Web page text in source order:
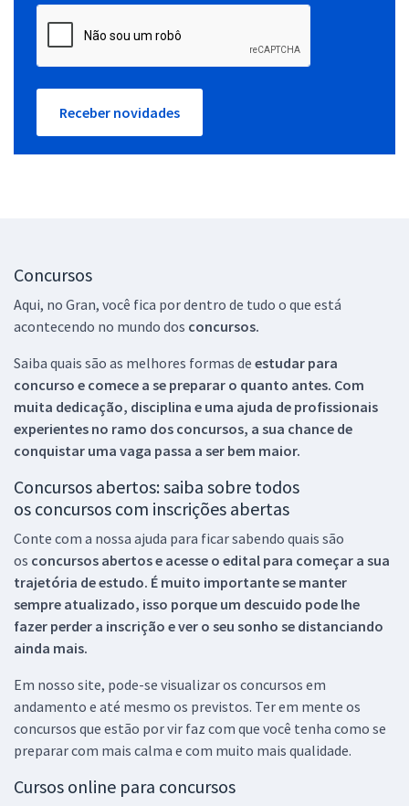
Receber novidades
Concursos
Aqui, no Gran, você fica por dentro de tudo o que está
acontecendo no mundo dos concursos.
Saiba quais são as melhores formas de estudar para
concurso e comece a se preparar o quanto antes. Com
muita dedicação, disciplina e uma ajuda de profissionais
experientes no ramo dos concursos, a sua chance de
conquistar uma vaga passa a ser bem maior.
Concursos abertos: saiba sobre todos
os concursos com inscrições abertas
Conte com a nossa ajuda para ficar sabendo quais são
os concursos abertos e acesse o edital para começar a sua
trajetória de estudo. É muito importante se manter
sempre atualizado, isso porque um descuido pode lhe
fazer perder a inscrição e ver o seu sonho se distanciando
ainda mais.
Em nosso site, pode-se visualizar os concursos em
andamento e até mesmo os previstos. Ter em mente os
concursos que estão por vir faz com que você tenha como se
preparar com mais calma e com muito mais qualidade.
Cursos online para concursos